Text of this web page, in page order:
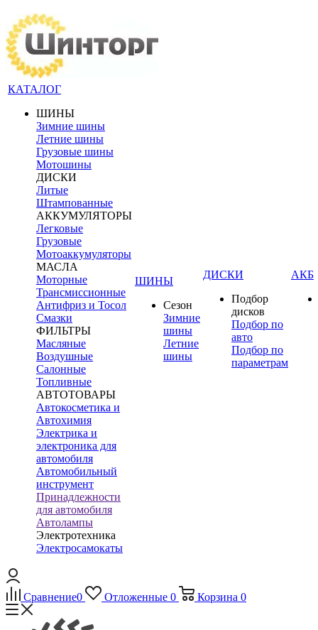
КАТАЛОГ
ШИНЫ
Зимние шины
Летние шины
Грузовые шины
Мотошины
ДИСКИ
Литые
Штампованные
АККУМУЛЯТОРЫ
Легковые
Грузовые
Мотоаккумуляторы
МАСЛА
Моторные
Трансмиссионные
Антифриз и Тосол
Смазки
ФИЛЬТРЫ
Масляные
Воздушные
Салонные
Топливные
АВТОТОВАРЫ
Автокосметика и
Автохимия
Электрика и
электроника для
автомобиля
Автомобильный
инструмент
Принадлежности
для автомобиля
Автолампы
Электротехника
Электросамокаты
ШИНЫ
Сезон
Зимние
шины
Летние
шины
ДИСКИ
Подбор
дисков
Подбор по
авто
Подбор по
параметрам
АКБ
Сравнение0 Отложенные 0 Корзина 0